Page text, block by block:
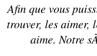
Afin que vous
trouver, les
aime. Notre